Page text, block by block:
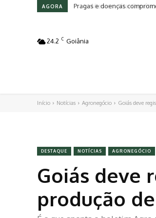
AGORA Leilões em Alta: Genética
24.2 C Goiânia
Início Notícias Agronegócio Goiás deve
DESTAQUE NOTÍCIAS AGRONEGÓCIO
Goiás deve
produção